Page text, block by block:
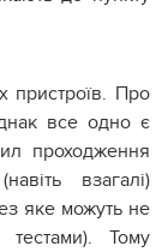
пристроїв. Про
все одно є
проходження
взагалі)
яке можуть не
Тому